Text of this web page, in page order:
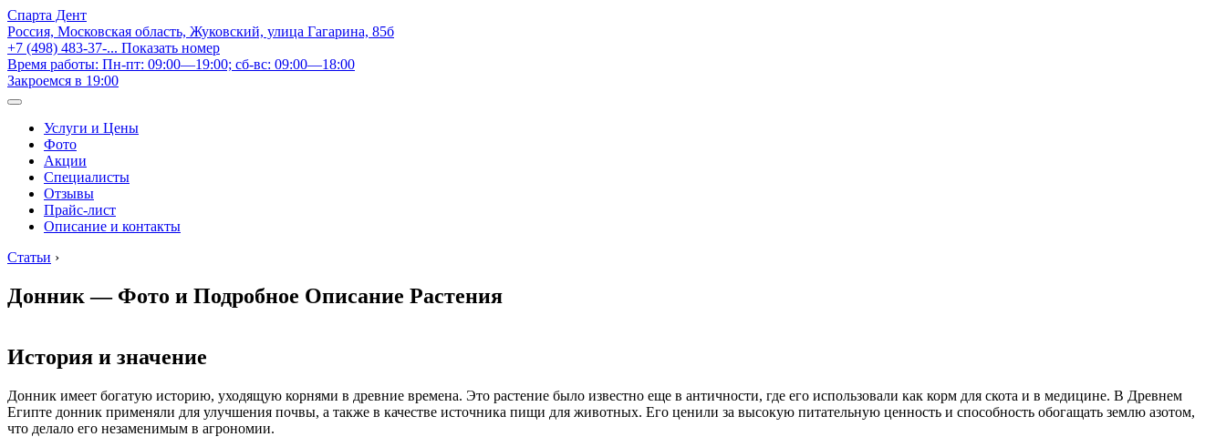
Спарта Дент
Россия, Московская область, Жуковский, улица Гагарина, 85б
+7 (498) 483-37-... Показать номер
Время работы: Пн-пт: 09:00—19:00; сб-вс: 09:00—18:00
Закроемся в 19:00
Услуги и Цены
Фото
Акции
Специалисты
Отзывы
Прайс-лист
Описание и контакты
Статьи ›
Донник — Фото и Подробное Описание Растения
История и значение
Донник имеет богатую историю, уходящую корнями в древние времена. Это растение было известно еще в античности, где его использовали как корм для скота и в медицине. В Древнем
Египте донник применяли для улучшения почвы, а также в качестве источника пищи для животных. Его ценили за высокую питательную ценность и способность обогащать землю азотом,
что делало его незаменимым в агрономии.